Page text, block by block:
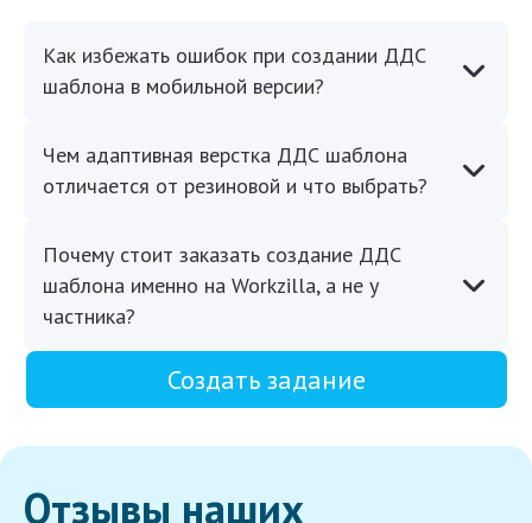
Как избежать ошибок при создании ДДС
шаблона в мобильной версии?
Чем адаптивная верстка ДДС шаблона
отличается от резиновой и что выбрать?
Почему стоит заказать создание ДДС
шаблона именно на Workzilla, а не у
частника?
Создать задание
Отзывы наших